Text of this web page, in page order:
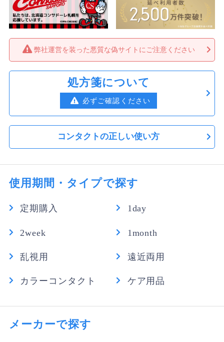
【送料無料】2ウィークファイン UV プラス
トーリック 4箱
11,100円
1箱あたり
2,775円
【送料無料】2ウィークファイン UV プラス
トーリック 6箱
16,590円（税込）
1箱あたり
2,765円
弊社運営を装った悪質な偽サイトにご注意ください
処方箋について
必ずご確認ください
コンタクトの正しい使い方
使用期間・タイプで探す
定期購入 1day
2week 1month
乱視用 遠近両用
カラーコンタクト ケア用品
メーカーで探す